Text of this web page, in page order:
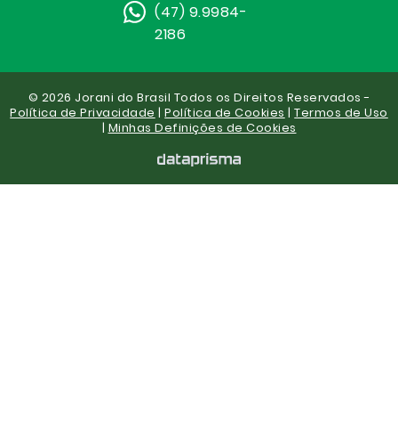
(47) 9.9984-
2186
© 2026 Jorani do Brasil Todos os Direitos Reservados -
Política de Privacidade |Política de Cookies |Termos de Uso
| Minhas Definições de Cookies